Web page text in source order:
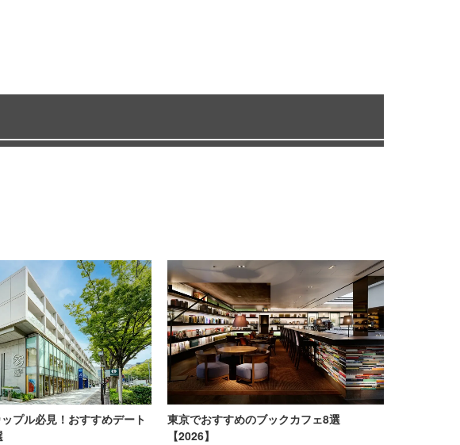
ップル必見！おすすめデート
東京でおすすめのブックカフェ8選
【2026】